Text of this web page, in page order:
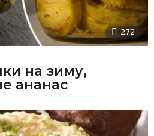
272
на зиму,
ананас